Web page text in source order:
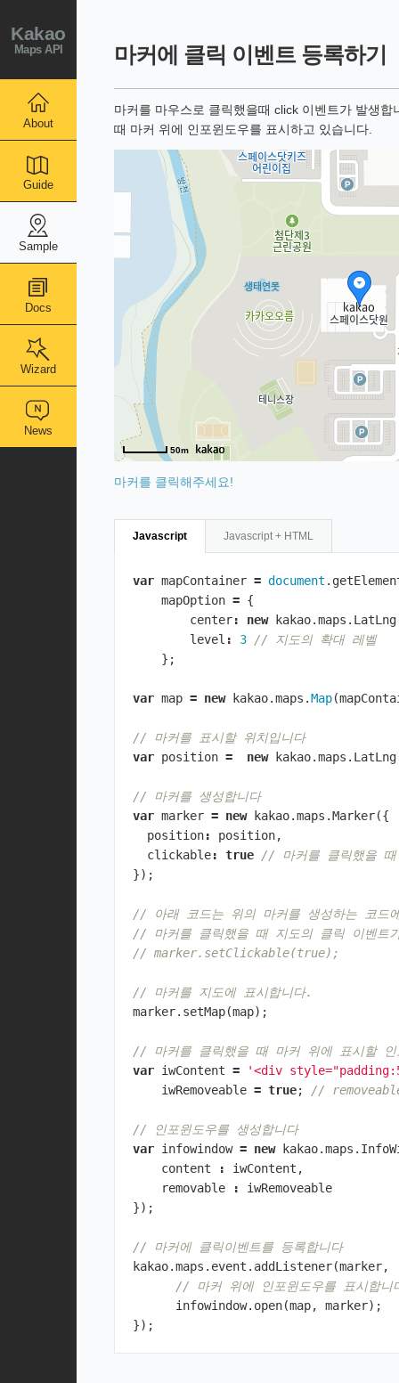
Kakao
Maps API
About
Guide
Sample
Docs
Wizard
News
마커에 클릭 이벤트 등록하기
마커를 마우스로 클릭했을때 click 이벤트가 발생
때 마커 위에 인포윈도우를 표시하고 있습니다.
50m
마커를 클릭해주세요!
Javascript
var mapContainer = document .
mapOption = {
center: new kakao.maps . LatLng
level : 3
// 지도의 확대 레벨
};
var map = new kakao.maps .Map(
// 마커를 표시할 위치입니다
var position = new kakao.maps . LatLng
// 마커를 생성합니다
var marker = new kakao.maps .Marker({
position: position,
clickable: true
// 마커를 클릭했을 때
});
// 아래 코드는 위의 마커를 생성하는 코
// 마커를 클릭했을 때 지도의 클릭 이벤트
// marker.setClickable(true);
// 마커를 지도에 표시합니다.
marker. setMap(map);
// 마커를 클릭했을 때 마커 위에 표시할 인
var iwContent =
'<div
iwRemoveable = true; //
// 인포윈도우를 생성합니다
var infowindow = new kakao.maps .
content
: iwContent ,
removable
:
iwRemoveable
});
// 마커에 클릭이벤트를 등록합니다
kakao.maps . event . addListener(marker,
// 마커 위에 인포윈도우를 표시합니
infowindow. open(map, marker);
});
Javascript + HTML